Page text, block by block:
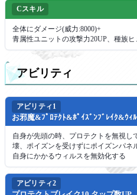
Cスキル
全体にダメージ(威力:8000)+
青属性ユニットの攻撃力20UP、種族
アビリティ
アビリティ1
お邪魔&ﾌﾟﾛﾃｸﾄ&ﾎﾟｲｽﾞﾝﾌﾞﾚｲｸ&ｳｨ
自身が先頭の時、プロテクトを無視し
壊、ポイズンを受けずにポイズンパネ
自身にかかるウィルスを無効化する
アビリティ2